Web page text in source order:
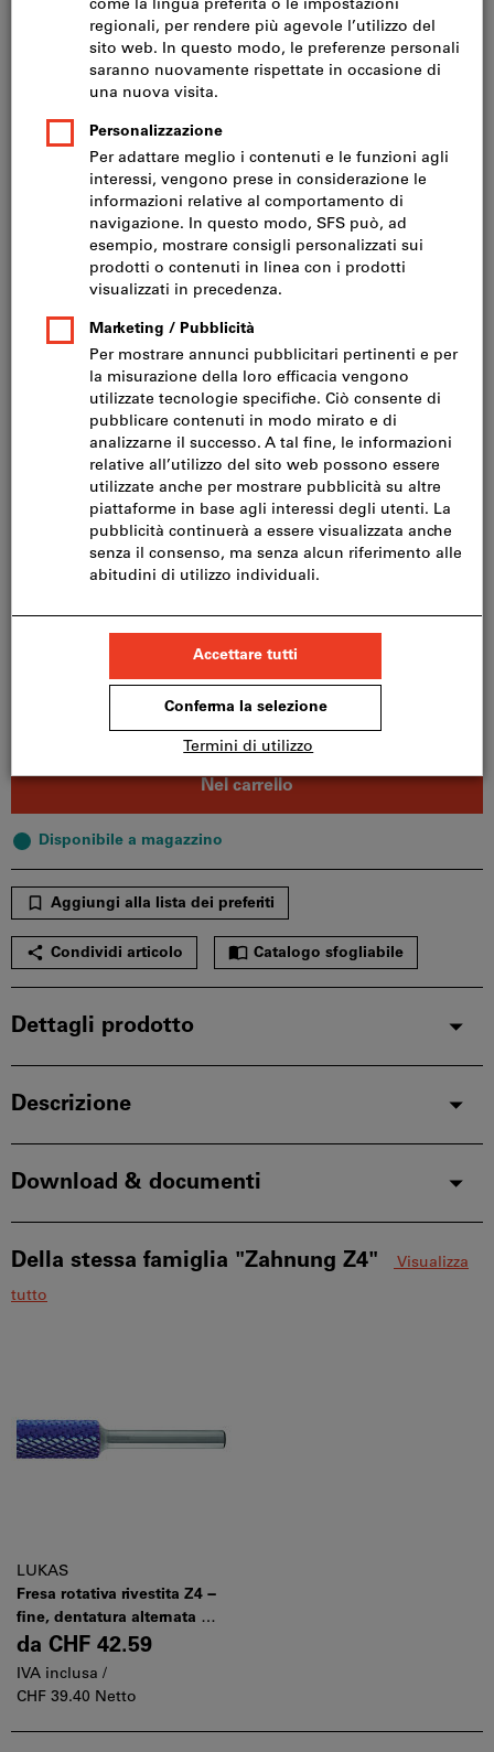
Prezzo per 1 Articolo
Prezzo più spese di spedizione
IVA esclusa CHF 43.40
C0616 D0605
C0820 D0807 A1020 C1020
A1225 D1210 F1020 G1020
A1625 F1225 G1225 AS1225
Vuoi ordinare più di un articolo?Vai alla selezione veloce
Nel carrello
Disponibile a magazzino
Aggiungi alla lista dei preferiti
Condividi articolo Catalogo sfogliabile
Dettagli prodotto
Descrizione
Download & documenti
Della stessa famiglia "Zahnung Z4"
Visualizza
tutto
LUKAS
Fresa rotativa rivestita Z4 −
fine, dentatura alternata HM
TiAlN
da CHF 42.59
IVA inclusa /
CHF 39.40 Netto